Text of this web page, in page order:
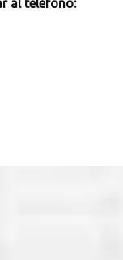
al teléfono: